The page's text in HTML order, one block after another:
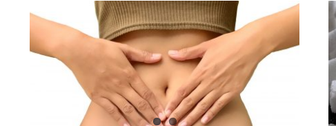
Gesunde Darmflora aufbauen:
Das sind die besten Lebensmittel!